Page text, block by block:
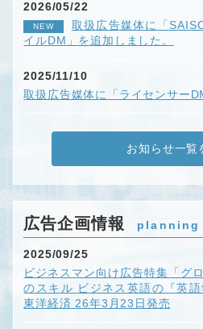
2026/05/22
NEW
取扱広告媒体に「
イルDM」を追加しました。
2025/11/10
取扱広告媒体に「ライセンサー
お知らせ一覧
広告企画情報 planning
2025/09/25
ビジネスマン向け広告特集「グ
のスキル ビジネス英語の『英
東洋経済 26年3月23日発売